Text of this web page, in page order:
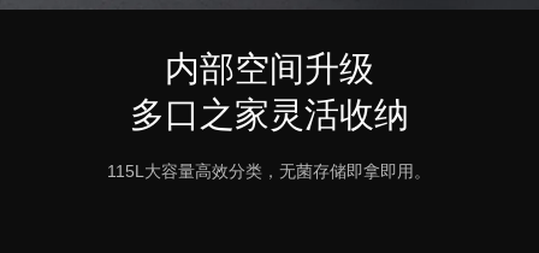
内部空间升级
多口之家灵活收纳
115L大容量高效分类，无菌存储即拿即用。